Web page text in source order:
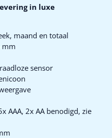
in luxe
maand en totaal
mm
sensor
AAA, 2x AA benodigd, zie